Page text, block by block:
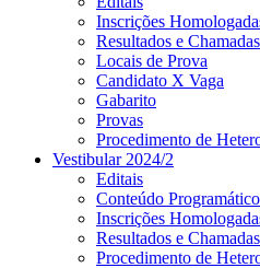
Inscrições
Resultados e Chamadas
Locais de Prova
Candidato X Vaga
Gabarito
Provas
Procedimento de
Vestibular 2024/2
Editais
Conteúdo Programático
Inscrições
Resultados e Chamadas
Procedimento de